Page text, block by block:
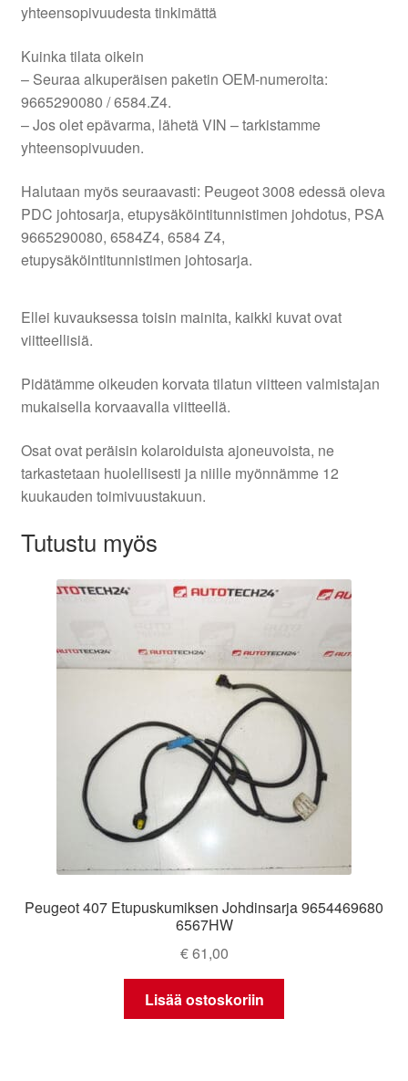
yhteensopivuudesta tinkimättä
Kuinka tilata oikein
– Seuraa alkuperäisen paketin OEM-numeroita:
9665290080 / 6584.Z4.
– Jos olet epävarma, lähetä VIN – tarkistamme
yhteensopivuuden.
Halutaan myös seuraavasti: Peugeot 3008 edessä oleva
PDC johtosarja, etupysäköintitunnistimen johdotus, PSA
9665290080, 6584Z4, 6584 Z4,
etupysäköintitunnistimen johtosarja.
Ellei kuvauksessa toisin mainita, kaikki kuvat ovat
viitteellisiä.
Pidätämme oikeuden korvata tilatun viitteen valmistajan
mukaisella korvaavalla viitteellä.
Osat ovat peräisin kolaroiduista ajoneuvoista, ne
tarkastetaan huolellisesti ja niille myönnämme 12
kuukauden toimivuustakuun.
Tutustu myös
Peugeot 407 Etupuskumiksen Johdinsarja 9654469680
6567HW
€61,00
Lisää ostoskoriin